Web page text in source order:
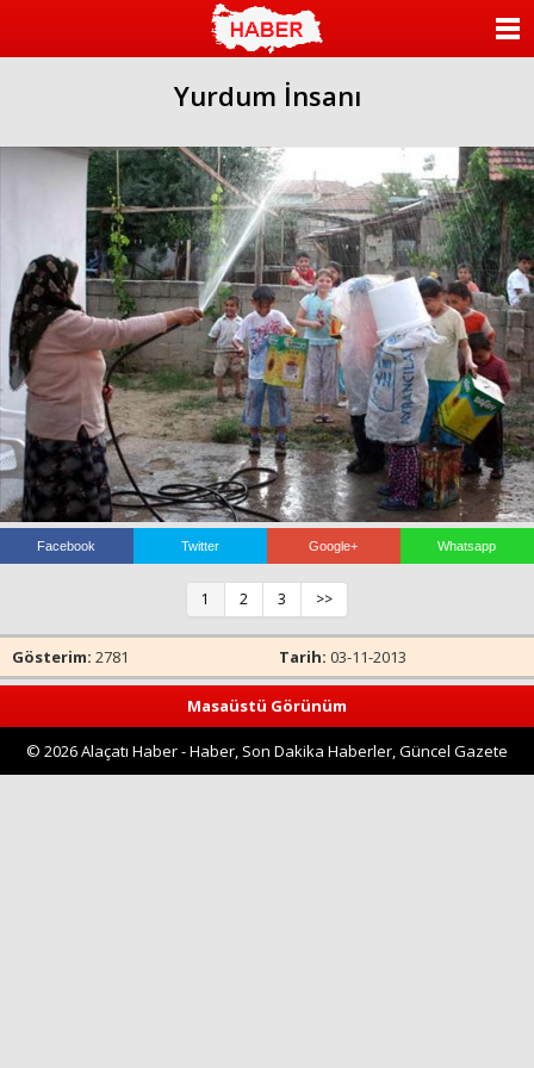
Yurdum İnsanı
Facebook Twitter Google+ Whatsapp
1 2 3 >>
Gösterim: 2781 Tarih: 03-11-2013
Masaüstü Görünüm
© 2026 Alaçatı Haber - Haber, Son Dakika Haberler, Güncel Gazete
ANKETLER
FOTO GALERİ
VİDEO GALERİ
KÜNYE
İLETİŞİM